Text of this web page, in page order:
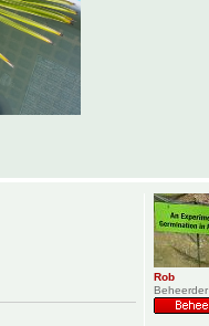
Rob
Beheerder